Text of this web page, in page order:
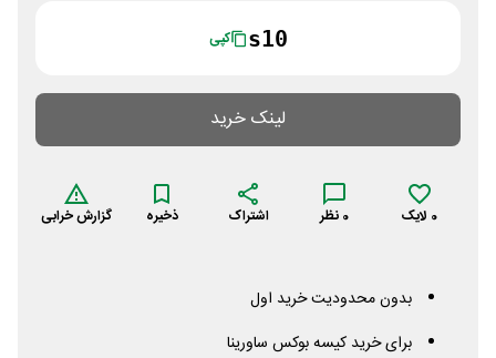
s10 کپی
لینک خرید
0 لایک 0 نظر اشتراک ذخیره گزارش خرابی
بدون محدودیت خرید اول
برای خرید کیسه بوکس ساورینا